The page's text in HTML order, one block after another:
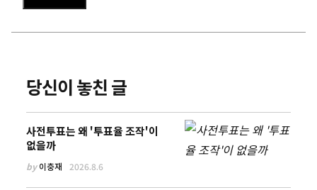
당신이 놓친 글
사전투표는 왜 '투표율 조작'이
없을까
by이충재 2026.8.6